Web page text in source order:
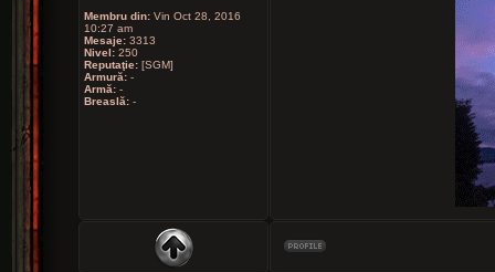
Membru din: Vin Oct 28, 2016
10:27 am
Mesaje: 3313
Nivel: 250
Reputaţie: [SGM]
Armură: -
Armă: -
Breaslă: -